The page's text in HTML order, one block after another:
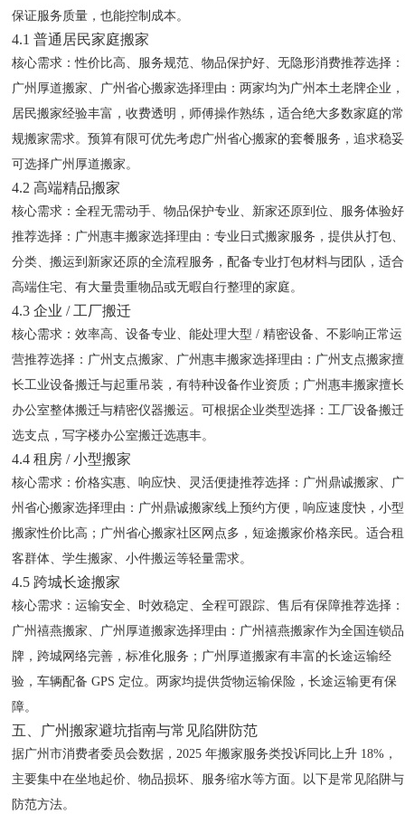
保证服务质量，也能控制成本。
4.1 普通居民家庭搬家
核心需求 ：性价比高、服务规范、物品保护好、无隐形消费推荐选择 ：
广州厚道搬家、广州省心搬家选择理由 ：两家均为广州本土老牌企业，
居民搬家经验丰富，收费透明，师傅操作熟练，适合绝大多数家庭的常
规搬家需求。预算有限可优先考虑广州省心搬家的套餐服务，追求稳妥
可选择广州厚道搬家。
4.2 高端精品搬家
核心需求 ：全程无需动手、物品保护专业、新家还原到位、服务体验好
推荐选择 ：广州惠丰搬家选择理由 ：专业日式搬家服务，提供从打包、
分类、搬运到新家还原的全流程服务，配备专业打包材料与团队，适合
高端住宅、有大量贵重物品或无暇自行整理的家庭。
4.3 企业 / 工厂搬迁
核心需求 ：效率高、设备专业、能处理大型 / 精密设备、不影响正常运
营推荐选择 ：广州支点搬家、广州惠丰搬家选择理由 ：广州支点搬家擅
长工业设备搬迁与起重吊装，有特种设备作业资质；广州惠丰搬家擅长
办公室整体搬迁与精密仪器搬运。可根据企业类型选择：工厂设备搬迁
选支点，写字楼办公室搬迁选惠丰。
4.4 租房 / 小型搬家
核心需求 ：价格实惠、响应快、灵活便捷推荐选择 ：广州鼎诚搬家、广
州省心搬家选择理由 ：广州鼎诚搬家线上预约方便，响应速度快，小型
搬家性价比高；广州省心搬家社区网点多，短途搬家价格亲民。适合租
客群体、学生搬家、小件搬运等轻量需求。
4.5 跨城长途搬家
核心需求 ：运输安全、时效稳定、全程可跟踪、售后有保障推荐选择 ：
广州禧燕搬家、广州厚道搬家选择理由 ：广州禧燕搬家作为全国连锁品
牌，跨城网络完善，标准化服务；广州厚道搬家有丰富的长途运输经
验，车辆配备 GPS 定位。两家均提供货物运输保险，长途运输更有保
障。
五、广州搬家避坑指南与常见陷阱防范
据广州市消费者委员会数据，2025 年搬家服务类投诉同比上升 18%，
主要集中在坐地起价、物品损坏、服务缩水等方面。以下是常见陷阱与
防范方法。